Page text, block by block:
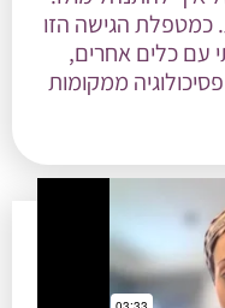
כמטפלת הגישה הזו
עם כלים אחרים,
ממקומות